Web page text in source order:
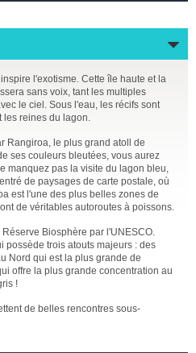
l'exotisme. Cette île haute et la
sans voix, tant les multiples
le ciel. Sous l'eau, les récifs sont
les reines du lagon.
Rangiroa, le plus grand atoll de
ses couleurs bleutées, vous aurez
manquez pas la visite du lagon bleu,
de paysages de carte postale, où
est l'une des plus belles zones de
de véritables autoroutes à poissons.
Biosphère par l'UNESCO.
possède trois atouts majeurs : des
Nord qui est la plus grande de
offre la plus grande concentration au
!
de belles rencontres sous-